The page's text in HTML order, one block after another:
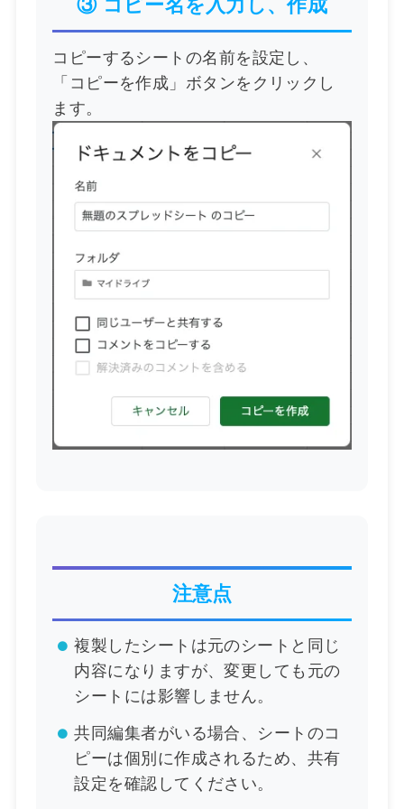
③ コピー名を入力し、作成
コピーするシートの名前を設定し、
「コピーを作成」ボタンをクリックし
ます。
注意点
複製したシートは元のシートと同じ
内容になりますが、変更しても元の
シートには影響しません。
共同編集者がいる場合、シートのコ
ピーは個別に作成されるため、共有
設定を確認してください。